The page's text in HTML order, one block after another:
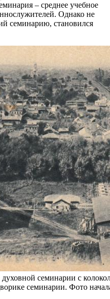
– среднее учебное
Однако не
семинарию, становился
семинарии с
семинарии. Фото